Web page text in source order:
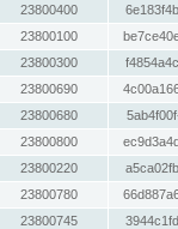
23800400
23800100
23800300
23800690
23800680
23800800
23800220
23800780
23800745